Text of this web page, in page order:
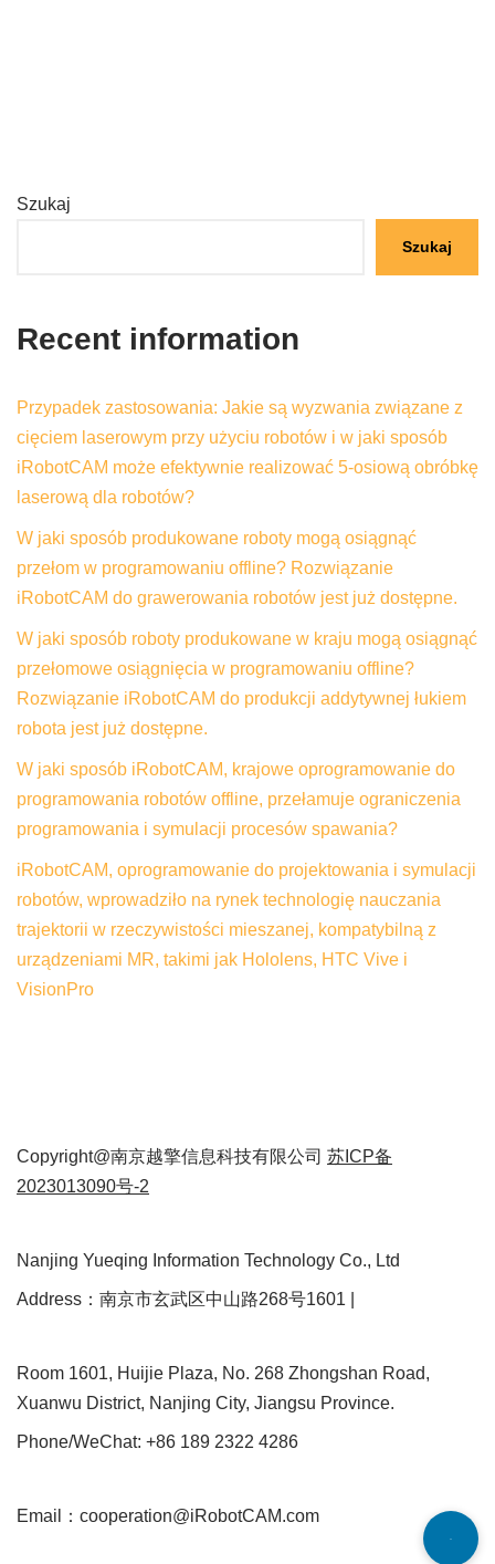
Szukaj
Szukaj
Recent information
Przypadek zastosowania: Jakie są wyzwania związane z
cięciem laserowym przy użyciu robotów i w jaki sposób
iRobotCAM może efektywnie realizować 5-osiową obróbkę
laserową dla robotów?
W jaki sposób produkowane roboty mogą osiągnąć
przełom w programowaniu offline? Rozwiązanie
iRobotCAM do grawerowania robotów jest już dostępne.
W jaki sposób roboty produkowane w kraju mogą osiągnąć
przełomowe osiągnięcia w programowaniu offline?
Rozwiązanie iRobotCAM do produkcji addytywnej łukiem
robota jest już dostępne.
W jaki sposób iRobotCAM, krajowe oprogramowanie do
programowania robotów offline, przełamuje ograniczenia
programowania i symulacji procesów spawania?
iRobotCAM, oprogramowanie do projektowania i symulacji
robotów, wprowadziło na rynek technologię nauczania
trajektorii w rzeczywistości mieszanej, kompatybilną z
urządzeniami MR, takimi jak Hololens, HTC Vive i
VisionPro
Copyright@南京越擎信息科技有限公司 苏ICP备
2023013090号-2
Nanjing Yueqing Information Technology Co., Ltd
Address：南京市玄武区中山路268号1601 |
Room 1601, Huijie Plaza, No. 268 Zhongshan Road,
Xuanwu District, Nanjing City, Jiangsu Province.
Phone/WeChat: +86 189 2322 4286
Email：cooperation@iRobotCAM.com